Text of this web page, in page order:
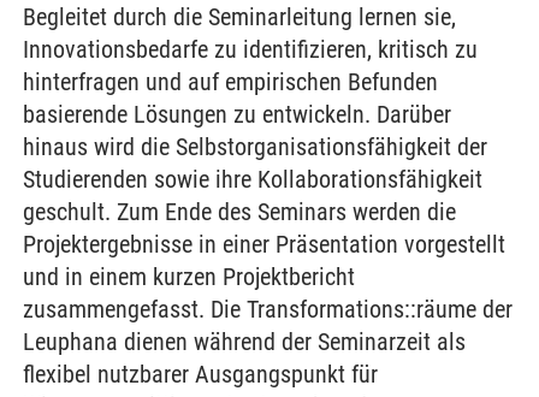
Begleitet durch die Seminarleitung lernen sie,
Innovationsbedarfe zu identifizieren, kritisch zu
hinterfragen und auf empirischen Befunden
basierende Lösungen zu entwickeln. Darüber
hinaus wird die Selbstorganisationsfähigkeit der
Studierenden sowie ihre Kollaborationsfähigkeit
geschult. Zum Ende des Seminars werden die
Projektergebnisse in einer Präsentation vorgestellt
und in einem kurzen Projektbericht
zusammengefasst. Die Transformations::räume der
Leuphana dienen während der Seminarzeit als
flexibel nutzbarer Ausgangspunkt für